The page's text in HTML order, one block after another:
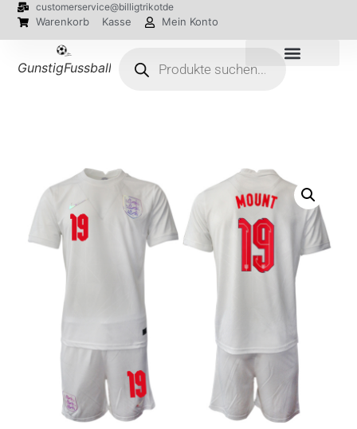
customerservice@billigtrikotde
Warenkorb Kasse Mein Konto
GunstigFussballTrikot